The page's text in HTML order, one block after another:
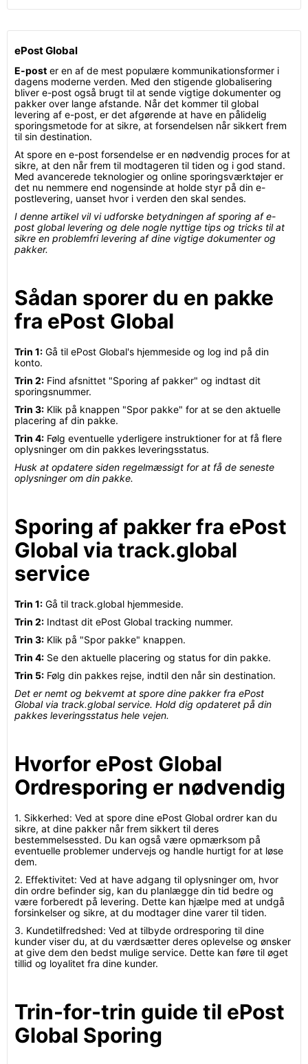
ePost Global
E-post er en af de mest populære kommunikationsformer i
dagens moderne verden. Med den stigende globalisering
bliver e-post også brugt til at sende vigtige dokumenter og
pakker over lange afstande. Når det kommer til global
levering af e-post, er det afgørende at have en pålidelig
sporingsmetode for at sikre, at forsendelsen når sikkert frem
til sin destination.
At spore en e-post forsendelse er en nødvendig proces for at
sikre, at den når frem til modtageren til tiden og i god stand.
Med avancerede teknologier og online sporingsværktøjer er
det nu nemmere end nogensinde at holde styr på din e-
postlevering, uanset hvor i verden den skal sendes.
I denne artikel vil vi udforske betydningen af sporing af e-
post global levering og dele nogle nyttige tips og tricks til at
sikre en problemfri levering af dine vigtige dokumenter og
pakker.
Sådan sporer du en pakke
fra ePost Global
Trin 1: Gå til ePost Global's hjemmeside og log ind på din
konto.
Trin 2: Find afsnittet "Sporing af pakker" og indtast dit
sporingsnummer.
Trin 3: Klik på knappen "Spor pakke" for at se den aktuelle
placering af din pakke.
Trin 4: Følg eventuelle yderligere instruktioner for at få flere
oplysninger om din pakkes leveringsstatus.
Husk at opdatere siden regelmæssigt for at få de seneste
oplysninger om din pakke.
Sporing af pakker fra ePost
Global via track.global
service
Trin 1: Gå til track.global hjemmeside.
Trin 2: Indtast dit ePost Global tracking nummer.
Trin 3: Klik på "Spor pakke" knappen.
Trin 4: Se den aktuelle placering og status for din pakke.
Trin 5: Følg din pakkes rejse, indtil den når sin destination.
Det er nemt og bekvemt at spore dine pakker fra ePost
Global via track.global service. Hold dig opdateret på din
pakkes leveringsstatus hele vejen.
Hvorfor ePost Global
Ordresporing er nødvendig
1. Sikkerhed: Ved at spore dine ePost Global ordrer kan du
sikre, at dine pakker når frem sikkert til deres
bestemmelsessted. Du kan også være opmærksom på
eventuelle problemer undervejs og handle hurtigt for at løse
dem.
2. Effektivitet: Ved at have adgang til oplysninger om, hvor
din ordre befinder sig, kan du planlægge din tid bedre og
være forberedt på levering. Dette kan hjælpe med at undgå
forsinkelser og sikre, at du modtager dine varer til tiden.
3. Kundetilfredshed: Ved at tilbyde ordresporing til dine
kunder viser du, at du værdsætter deres oplevelse og ønsker
at give dem den bedst mulige service. Dette kan føre til øget
tillid og loyalitet fra dine kunder.
Trin-for-trin guide til ePost
Global Sporing